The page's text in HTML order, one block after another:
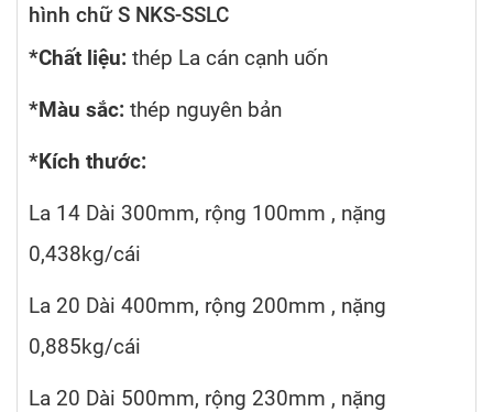
hình chữ S NKS-SSLC
*Chất liệu: thép La cán cạnh uốn
*Màu sắc: thép nguyên bản
*Kích thước:
La 14 Dài 300mm, rộng 100mm , nặng
0,438kg/cái
La 20 Dài 400mm, rộng 200mm , nặng
0,885kg/cái
La 20 Dài 500mm, rộng 230mm , nặng